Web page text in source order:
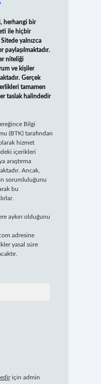
herhangi bir
ile hiçbir
yalnızca
paylaşılmaktadır.
niteliği
ve kişiler
Gerçek
tamamen
taslak halindedir
Bilgi
(BTK) tarafından
hizmet
içerikleri
araştırma
Ancak,
sorumluluğunu
bu
aykırı olduğunu
adresine
yasal süre
için admin